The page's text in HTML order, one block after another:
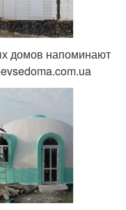
домов напоминают